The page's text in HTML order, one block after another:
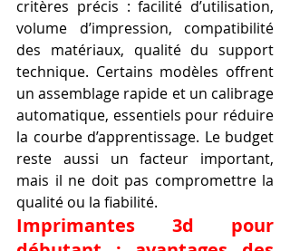
critères précis : facilité d’utilisation,
volume d’impression, compatibilité
des matériaux, qualité du support
technique. Certains modèles offrent
un assemblage rapide et un calibrage
automatique, essentiels pour réduire
la courbe d’apprentissage. Le budget
reste aussi un facteur important,
mais il ne doit pas compromettre la
qualité ou la fiabilité.
Imprimantes 3d pour